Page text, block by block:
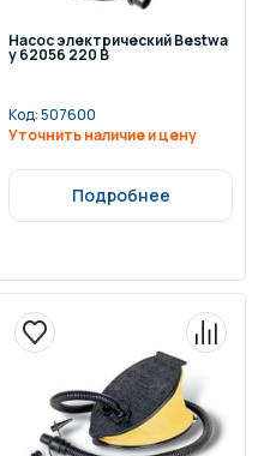
Насос электрический Bestwa
y 62056 220 В
Код:507600
Уточнить наличие и цену
Подробнее